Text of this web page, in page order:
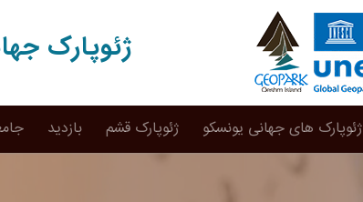
ژئوپارک
ژئوپارک های جهانی یونسکو ژئوپارک قشم بازدید